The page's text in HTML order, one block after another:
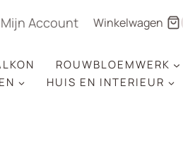
Mijn Account Winkelwagen
ROUWBLOEMWERK
HUIS EN INTERIEUR